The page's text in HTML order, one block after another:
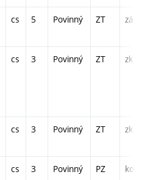
cs 5 Povinný ZT zá
cs 3 Povinný ZT zk
cs 3 Povinný ZT zk
cs 3 Povinný PZ kol